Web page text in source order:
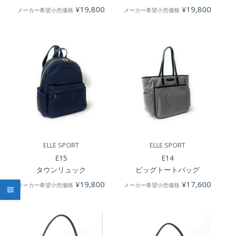
メーカー希望小売価格 ¥19,800 メーカー希望小売価格 ¥19,800
ELLE SPORT
E15
タウンリュック
メーカー希望小売価格 ¥19,800
ELLE SPORT
E14
ビッグトートバッグ
メーカー希望小売価格 ¥17,600